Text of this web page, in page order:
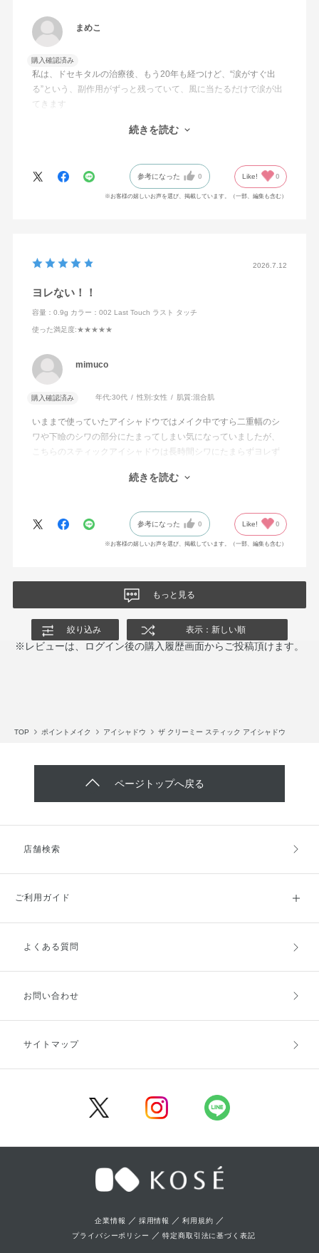
まめこ
購入確認済み
私は、ドセキタルの治療後、もう20年も経つけど、“涙がすぐ出
る”という、副作用がずっと残っていて、風に当たるだけで涙が出
てきます
なのでアイメイクがなかなか定着しません
眼の充血と痒みに長いこと悩まされていましたが、よーく見ると
涙で流れたアイシャドウの粒子が眼の中に入っていました
改善されました。
また黄色味帯びたブラウンが実は引き締めカラーの中にも明るさ
を宿してくれるのでアイラインとアイシャドウ両方の効果があり
ます。
今回リピートして2本目です
続きを読む
参考になった 0 Like! 0
※お客様の嬉しいお声を選び、掲載しています。（一部、編集も含む）
2026.7.12
ヨレない！！
容量：0.9g カラー：002 Last Touch ラスト タッチ
使った満足度:★★★★★
mimuco
購入確認済み 年代:30代 性別:女性 肌質:混合肌
いままで使っていたアイシャドウではメイク中ですら二重幅のシ
ワや下瞼のシワの部分にたまってしまい気になっていましたが、
こちらのスティックアイシャドウは長時間シワにたまらずヨレず
こんな経験は初めてです。
瞬きするとキラキラがとっても綺麗です。
使用感に感動したので、
友人のお誕生日にプレゼントしたら
続きを読む
参考になった 0 Like! 0
※お客様の嬉しいお声を選び、掲載しています。（一部、編集も含む）
もっと見る
絞り込み 表示：新しい順
※レビューは、ログイン後の購入履歴画面からご投稿頂けます。
TOP ポイントメイク アイシャドウ ザ クリーミー スティック アイシャドウ
ページトップへ戻る
店舗検索
ご利用ガイド
ご利用ガイドトップ
お支払方法
キャンセル・返品・交換
よくある質問
お問い合わせ
サイトマップ
企業情報 ／ 採用情報 ／利用規約 ／
プライバシーポリシー ／特定商取引法に基づく表記